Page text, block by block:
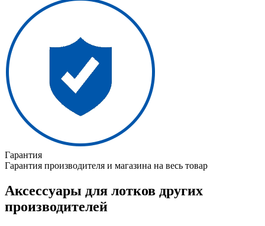
Гарантия
Гарантия производителя и магазина на весь товар
Аксессуары для лотков других
производителей